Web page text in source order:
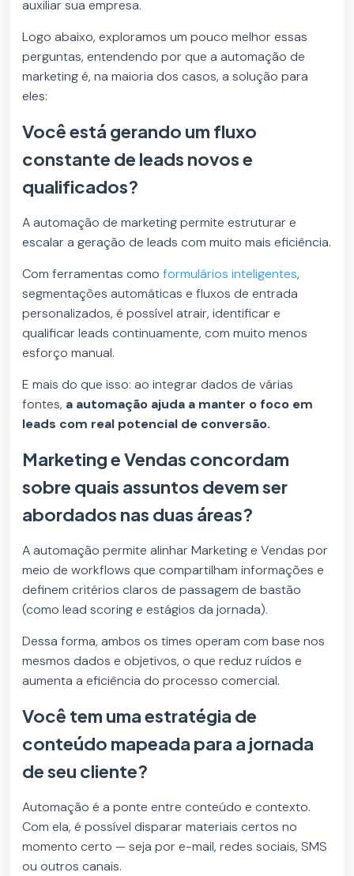
auxiliar sua empresa.
Logo abaixo, exploramos um pouco melhor essas
perguntas, entendendo por que a automação de
marketing é, na maioria dos casos, a solução para
eles:
Você está gerando um fluxo
constante de leads novos e
qualificados?
A automação de marketing permite estruturar e
escalar a geração de leads com muito mais eficiência.
Com ferramentas como formulários inteligentes,
segmentações automáticas e fluxos de entrada
personalizados, é possível atrair, identificar e
qualificar leads continuamente, com muito menos
esforço manual.
E mais do que isso: ao integrar dados de várias
fontes, a automação ajuda a manter o foco em
leads com real potencial de conversão.
Marketing e Vendas concordam
sobre quais assuntos devem ser
abordados nas duas áreas?
A automação permite alinhar Marketing e Vendas por
meio de workflows que compartilham informações e
definem critérios claros de passagem de bastão
(como lead scoring e estágios da jornada).
Dessa forma, ambos os times operam com base nos
mesmos dados e objetivos, o que reduz ruídos e
aumenta a eficiência do processo comercial.
Você tem uma estratégia de
conteúdo mapeada para a jornada
de seu cliente?
Automação é a ponte entre conteúdo e contexto.
Com ela, é possível disparar materiais certos no
momento certo — seja por e-mail, redes sociais, SMS
ou outros canais.